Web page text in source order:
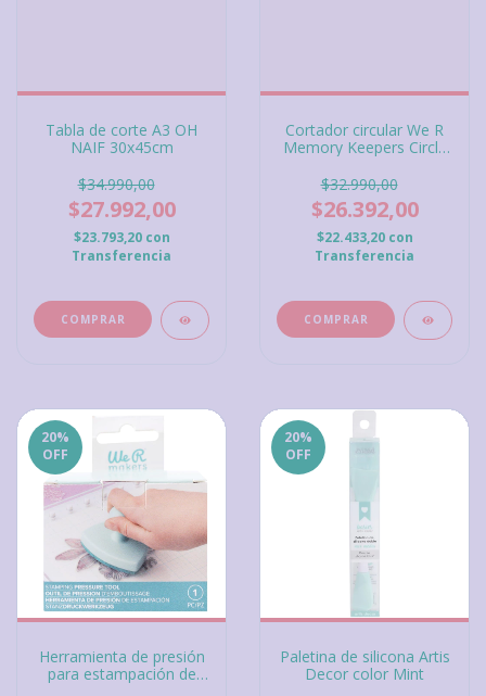
Tabla de corte A3 OH
NAIF 30x45cm
$34.990,00
$27.992,00
$23.793,20 con
Transferencia
Cortador circular We R
Memory Keepers Circle
$32.990,00
$26.392,00
$22.433,20 con
Transferencia
20%
OFF
Herramienta de presión
para estampación de
20%
OFF
Paletina de silicona Artis
Decor color Mint